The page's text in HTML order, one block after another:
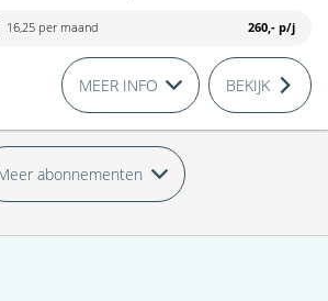
16,25 per maand 260,- p/j
MEER INFO BEKIJK
abonnementen